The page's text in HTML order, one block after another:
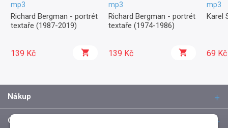
mp3
Richard Bergman - portrét
textaře (1987-2019)
139 Kč
mp3
Richard Bergman - portrét
textaře (1974-1986)
139 Kč
mp3
Karel
69 Kč
Nákup
O společnosti